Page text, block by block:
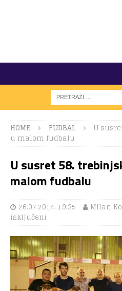
HOME FUDBAL
U
u malom fudbalu
U susret 58.
malom fudbalu
26.07.2014. 19:35 Milan
isključeni